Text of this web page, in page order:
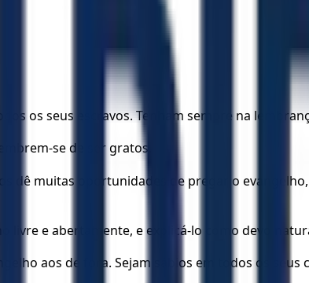
os seus escravos. Tenham sempre na
se de ser gratos.
dê muitas oportunidades de pregar o
livre e abertamente, e explicá-lo como devo
aos de fora. Sejam sábios em todos os seus